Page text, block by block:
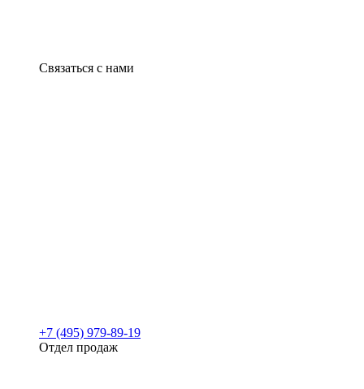
Связаться с нами
+7 (495) 979-89-19
Отдел продаж